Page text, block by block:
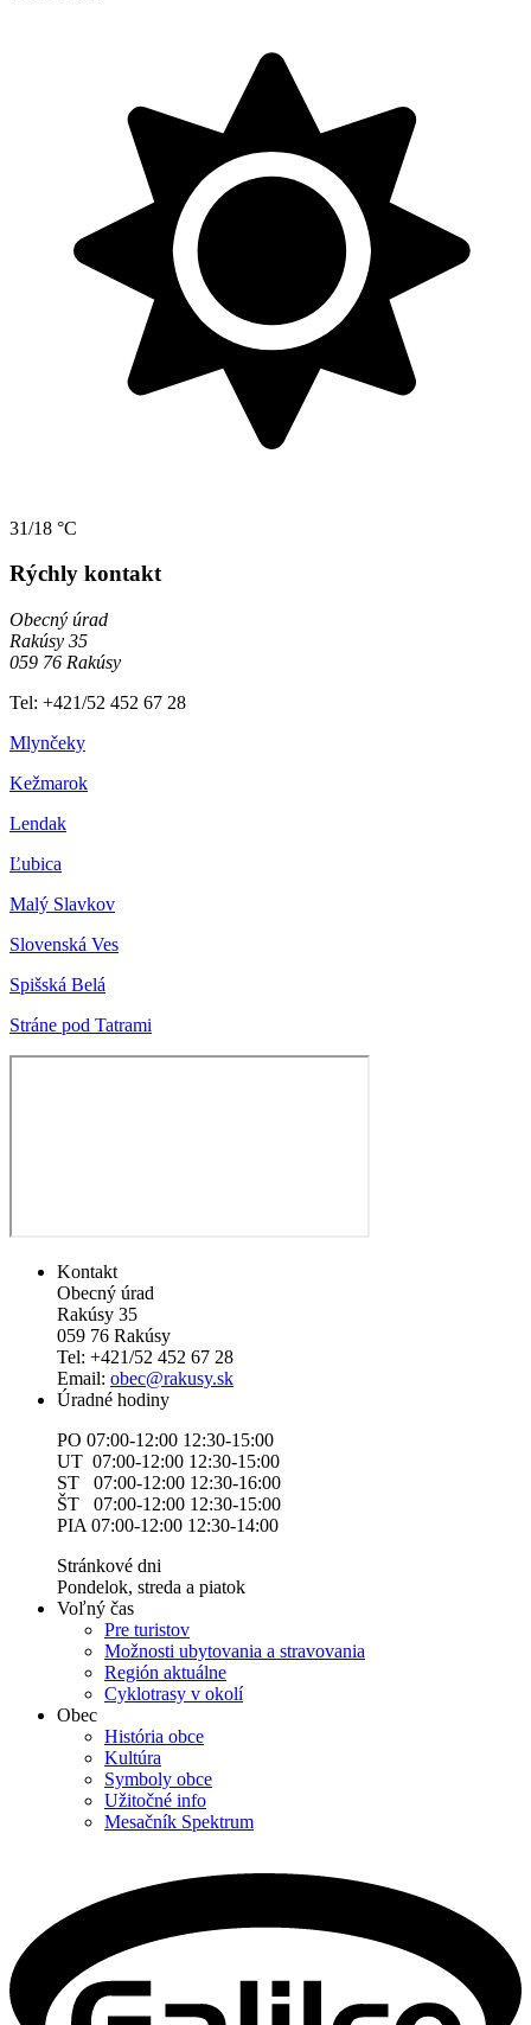
31/18 °C
Rýchly kontakt
Obecný úrad
Rakúsy 35
059 76 Rakúsy
Tel: +421/52 452 67 28
Mlynčeky
Kežmarok
Lendak
Ľubica
Malý Slavkov
Slovenská Ves
Spišská Belá
Stráne pod Tatrami
Kontakt
Obecný úrad
Rakúsy 35
059 76 Rakúsy
Tel: +421/52 452 67 28
Email: obec@rakusy.sk
Úradné hodiny
PO 07:00-12:00 12:30-15:00
UT 07:00-12:00 12:30-15:00
ST 07:00-12:00 12:30-16:00
ŠT 07:00-12:00 12:30-15:00
PIA 07:00-12:00 12:30-14:00
Stránkové dni
Pondelok, streda a piatok
Voľný čas
Pre turistov
Možnosti ubytovania a stravovania
Región aktuálne
Cyklotrasy v okolí
Obec
História obce
Kultúra
Symboly obce
Užitočné info
Mesačník Spektrum